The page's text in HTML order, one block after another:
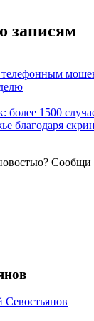
записям
более 1500
благодаря
Сообщи